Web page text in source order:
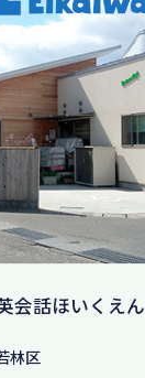
会話ほいくえん
林区